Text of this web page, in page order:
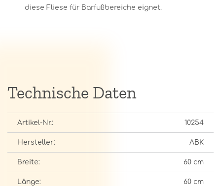
diese Fliese für Barfußbereiche eignet.
Technische Daten
Artikel-Nr.: 10254
Hersteller: ABK
Breite: 60 cm
Länge: 60 cm